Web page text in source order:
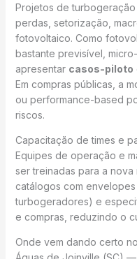
Projetos de
perdas, setorização,
fotovoltaico. Como
bastante previsível,
apresentar casos-piloto
Em compras públicas, a
ou performance-based
riscos.
Capacitação de times e
Equipes de operação e
ser treinadas para a nova
catálogos com
turbogeradores) e
e compras, reduzindo o
Onde vem dando certo